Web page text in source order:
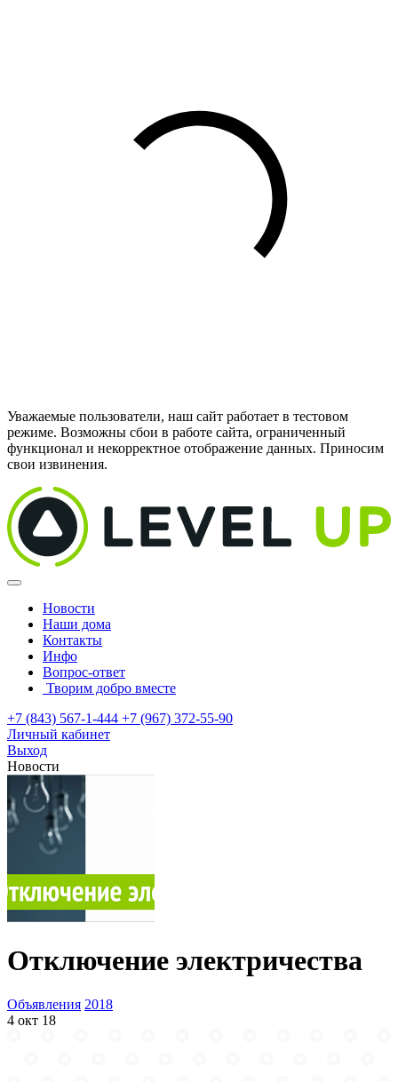
Уважаемые пользователи, наш сайт работает в тестовом
режиме. Возможны сбои в работе сайта, ограниченный
функционал и некорректное отображение данных. Приносим
свои извинения.
Новости
Наши дома
Контакты
Инфо
Вопрос-ответ
Творим добро вместе
+7 (843) 567-1-444 +7 (967) 372-55-90
Личный кабинет
Выход
Новости
Отключение электричества
Объявления 2018
4 окт 18